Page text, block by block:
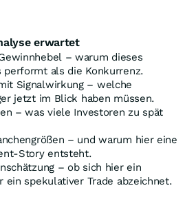
erwartet
– warum dieses
performt als die Konkurrenz.
Signalwirkung – welche
jetzt im Blick haben müssen.
– was viele Investoren zu spät
– und warum hier eine
Story entsteht.
– ob sich hier ein
ein spekulativer Trade abzeichnet.